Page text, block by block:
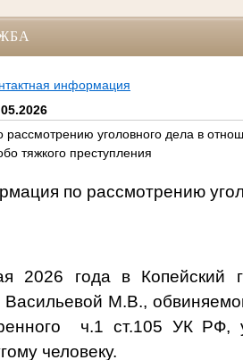
информация
уголовного дела в
тяжкого преступления
по рассмотрению
2026 года в Копейский
М.В.,
ч.1 ст.105 УК РФ,
человеку.